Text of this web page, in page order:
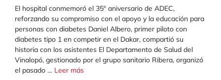
El hospital conmemoró el 35º aniversario de ADEC,
reforzando su compromiso con el apoyo y la educación para
personas con diabetes Daniel Albero, primer piloto con
diabetes tipo 1 en competir en el Dakar, compartió su
historia con los asistentes El Departamento de Salud del
Vinalopó, gestionado por el grupo sanitario Ribera, organizó
el pasado … Leer más